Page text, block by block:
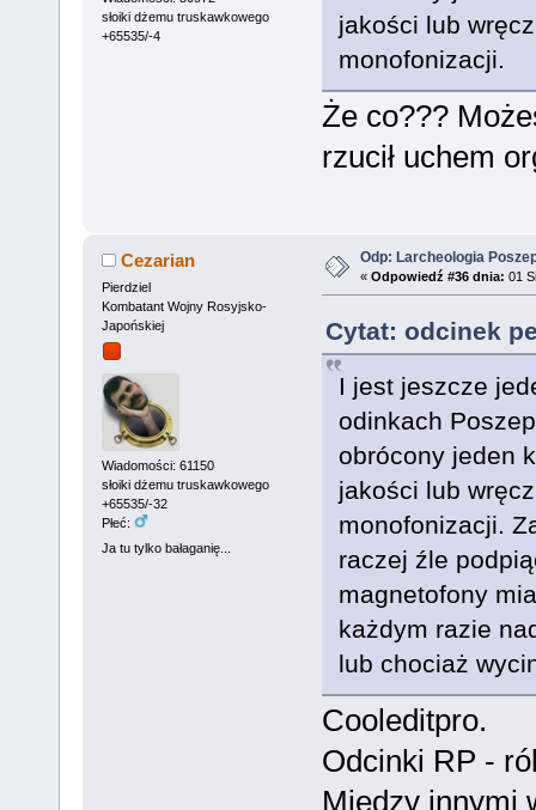
słoiki dżemu truskawkowego
+65535/-4
jakości lub
monofonizacji.
Że co???
rzucił uchem
Cezarian
Pierdziel
Kombatant Wojny Rosyjsko-
Japońskiej
Wiadomości: 61150
słoiki dżemu truskawkowego
+65535/-32
Płeć:
Ja tu tylko bałaganię...
Odp: Larcheologia
« Odpowiedź #36 dnia: 01
Cytat: odcinek
I jest jeszcze
odinkach
obrócony jeden
jakości lub
monofonizacji.
raczej źle
magnetofony
każdym razie
lub chociaż
Cooleditpro.
Odcinki RP -
Między innymi